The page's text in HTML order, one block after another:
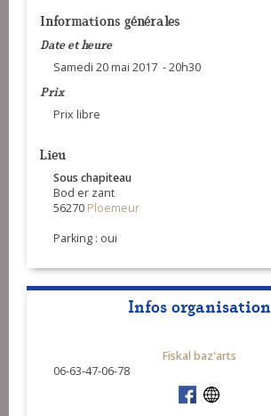
Informations générales
Date et heure
Samedi 20 mai 2017 - 20h30
Prix
Prix libre
Lieu
Sous chapiteau
Bod er zant
56270 Ploemeur
Parking : oui
Infos organisation
Fiskal baz'arts
06-63-47-06-78